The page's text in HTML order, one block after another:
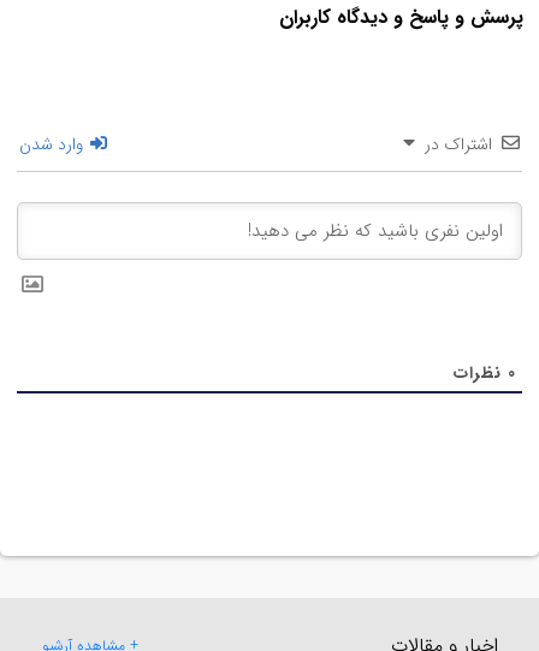
پرسش و پاسخ و دیدگاه کاربران
اشتراک در وارد شدن
0 نظرات
اخبار و مقالات + مشاهده آرشیو